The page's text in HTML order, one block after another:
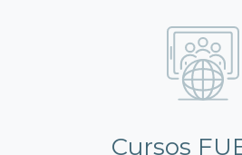
Cursos